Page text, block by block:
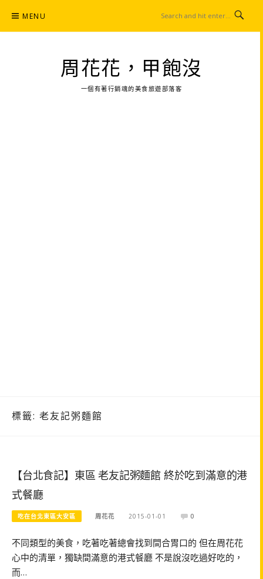
content
MENU
周花花，甲飽沒
一個有著行銷魂的美食旅遊部落客
標籤: 老友記粥麵館
【台北食記】東區 老友記粥麵館 終於吃到滿意的港
式餐廳
吃在台北東區大安區 周花花 2015-01-01 0
不同類型的美食，吃著吃著總會找到間合胃口的 但在周花花
心中的清單，獨缺間滿意的港式餐廳 不是說沒吃過好吃的，
而…